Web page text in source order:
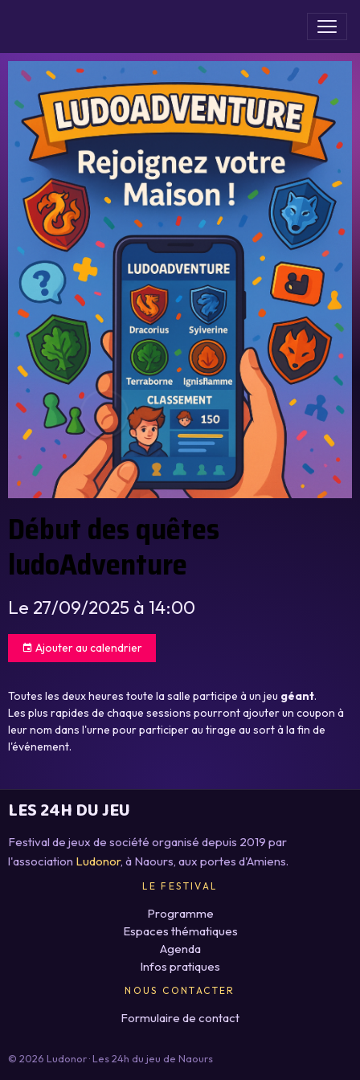
Début des quêtes
ludoAdventure
Le 27/09/2025 à 14:00
Ajouter au calendrier
Toutes les deux heures toute la salle participe à un jeu géant.
Les plus rapides de chaque sessions pourront ajouter un coupon à
leur nom dans l'urne pour participer au tirage au sort à la fin de
l'événement.
LES 24H DU JEU
Festival de jeux de société organisé depuis 2019 par
l'association Ludonor, à Naours, aux portes d'Amiens.
LE FESTIVAL
Programme
Espaces thématiques
Agenda
Infos pratiques
NOUS CONTACTER
Formulaire de contact
© 2026 Ludonor · Les 24h du jeu de Naours